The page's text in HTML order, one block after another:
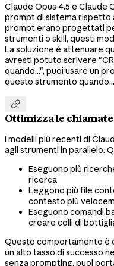
Claude Opus 4.5 e Claude
prompt di sistema rispetto
prompt erano progettati
strumenti o skill, questi
La soluzione è attenuare
avresti potuto scrivere
quando...", puoi usare un
questo strumento

Ottimizza le
I modelli più recenti di
agli strumenti in parallelo.
Eseguono più
ricerca
Leggono più file
contesto più
Eseguono comandi
creare colli di
Questo comportamento è
un alto tasso di successo
senza prompting, puoi